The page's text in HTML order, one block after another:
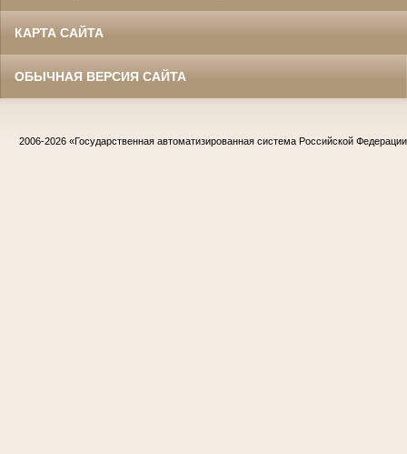
КАРТА САЙТА
ОБЫЧНАЯ ВЕРСИЯ САЙТА
2006-2026 «Государственная автоматизированная система Российской